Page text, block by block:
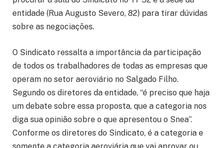
entidade (Rua Augusto Severo, 82) para tirar dúvidas
sobre as negociações.
O Sindicato ressalta a importância da participação
de todos os trabalhadores de todas as empresas que
operam no setor aeroviário no Salgado Filho.
Segundo os diretores da entidade, “é preciso que haja
um debate sobre essa proposta, que a categoria nos
diga sua opinião sobre o que apresentou o Snea”.
Conforme os diretores do Sindicato, é a categoria e
somente a categoria aeroviária que vai aprovar ou